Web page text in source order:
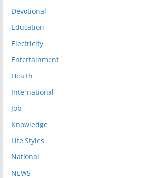
Devotional
Education
Electricity
Entertainment
Health
International
Job
Knowledge
Life Styles
National
NEWS